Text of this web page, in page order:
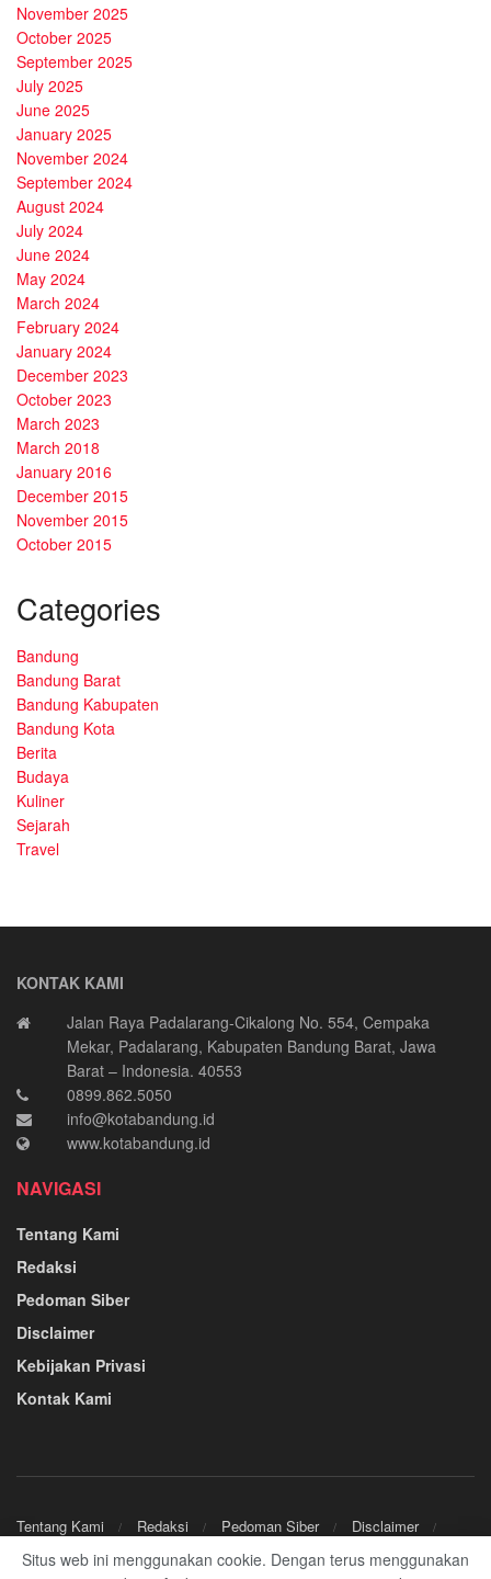
November 2025
October 2025
September 2025
July 2025
June 2025
January 2025
November 2024
September 2024
August 2024
July 2024
June 2024
May 2024
March 2024
February 2024
January 2024
December 2023
October 2023
March 2023
March 2018
January 2016
December 2015
November 2015
October 2015
Categories
Bandung
Bandung Barat
Bandung Kabupaten
Bandung Kota
Berita
Budaya
Kuliner
Sejarah
Travel
KONTAK KAMI
Jalan Raya Padalarang-Cikalong No. 554, Cempaka
Mekar, Padalarang, Kabupaten Bandung Barat, Jawa
Barat – Indonesia. 40553
0899.862.5050
info@kotabandung.id
www.kotabandung.id
NAVIGASI
Tentang Kami
Redaksi
Pedoman Siber
Disclaimer
Kebijakan Privasi
Kontak Kami
Tentang Kami Redaksi Pedoman Siber
Disclaimer
Situs web ini menggunakan cookie. Dengan terus menggunakan